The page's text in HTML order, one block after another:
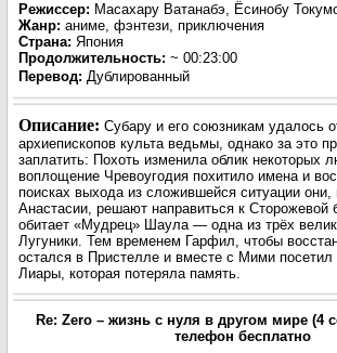
Режиссер: Масахару Ватанабэ, Ёсинобу
Жанр: аниме, фэнтези, приключения
Страна: Япония
Продолжительность: ~ 00:23:00
Перевод: Дублированный
Описание: Субару и его союзникам удалось
архиепископов культа ведьмы, однако за это
заплатить: Похоть изменила облик некоторых
воплощение Чревоугодия похитило имена и
поисках выхода из сложившейся ситуации
Анастасии, решают направиться к Сторожевой
обитает «Мудрец» Шаула — одна из трёх
Лугуники. Тем временем Гарфил, чтобы
остался в Пристелле и вместе с Мими
Лиары, которая потеряла память.
Re: Zero – жизнь с нуля в другом мире (4
телефон бесплатно